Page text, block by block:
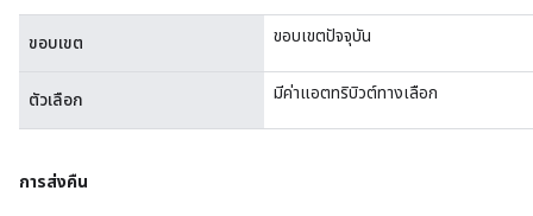
ขอบเขต ขอบเขตปัจจุบัน
ตัวเลือก มีค่าแอตทริบิวต์ทางเลือก
การส่งคืน